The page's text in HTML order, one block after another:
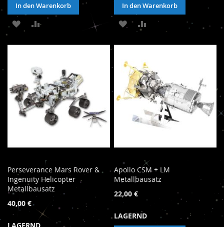
In den Warenkorb
ZUR ZUR
In den Warenkorb
ZUR
ZUR
Perseverance Mars Rover &
Ingenuity Helicopter
Metallbausatz
40,00 €
Apollo CSM + LM
Metallbausatz
22,00 €
LAGERND